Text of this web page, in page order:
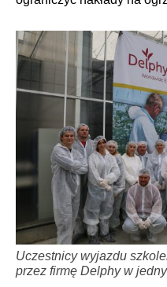
Uczestnicy wyjazdu
przez firmę Delphy w